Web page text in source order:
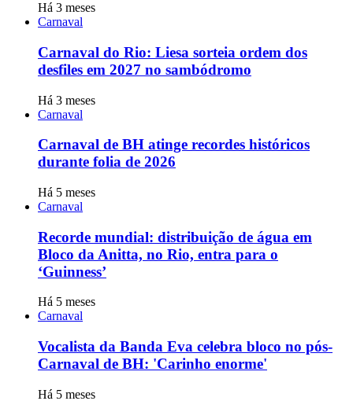
Há 3 meses
Carnaval
Carnaval do Rio: Liesa sorteia ordem dos
desfiles em 2027 no sambódromo
Há 3 meses
Carnaval
Carnaval de BH atinge recordes históricos
durante folia de 2026
Há 5 meses
Carnaval
Recorde mundial: distribuição de água em
Bloco da Anitta, no Rio, entra para o
‘Guinness’
Há 5 meses
Carnaval
Vocalista da Banda Eva celebra bloco no pós-
Carnaval de BH: 'Carinho enorme'
Há 5 meses